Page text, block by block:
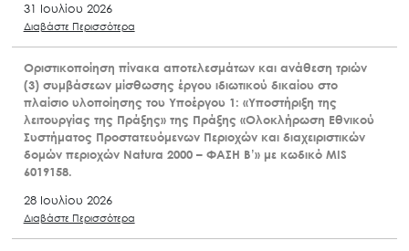
31 Ιουλίου 2026
Διαβάστε Περισσότερα
Οριστικοποίηση πίνακα αποτελεσμάτων και ανάθεση τριών
(3) συμβάσεων μίσθωσης έργου ιδιωτικού δικαίου στο
πλαίσιο υλοποίησης του Υποέργου 1: «Υποστήριξη της
λειτουργίας της Πράξης» της Πράξης «Ολοκλήρωση Εθνικού
Συστήματος Προστατευόμενων Περιοχών και διαχειριστικών
δομών περιοχών Natura 2000 – ΦΑΣΗ Β’» με κωδικό MIS
6019158.
28 Ιουλίου 2026
Διαβάστε Περισσότερα